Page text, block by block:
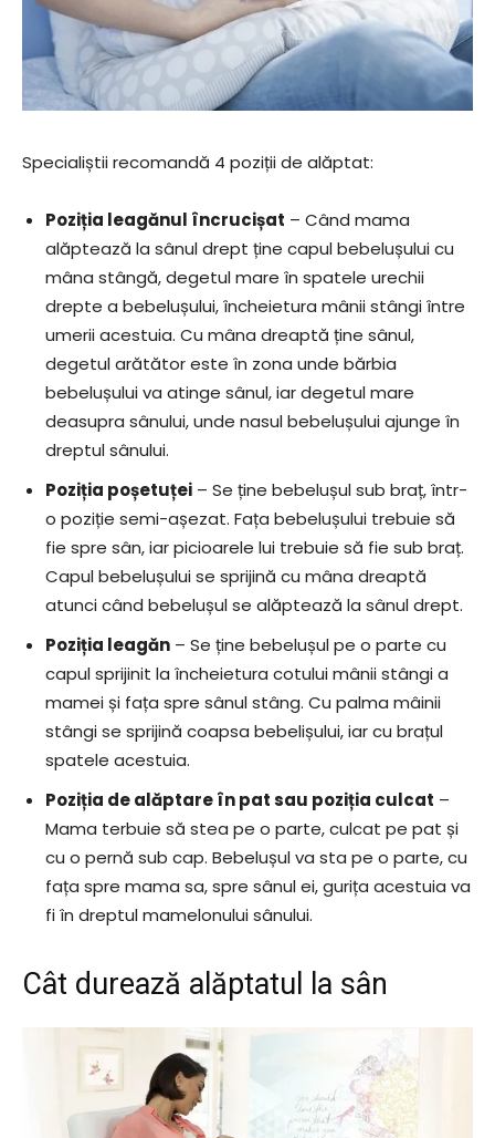
Specialiștii recomandă 4 poziții de alăptat:
Poziția leagănul încrucișat – Când mama
alăptează la sânul drept ține capul bebelușului cu
mâna stângă, degetul mare în spatele urechii
drepte a bebelușului, încheietura mânii stângi între
umerii acestuia. Cu mâna dreaptă ține sânul,
degetul arătător este în zona unde bărbia
bebelușului va atinge sânul, iar degetul mare
deasupra sânului, unde nasul bebelușului ajunge în
dreptul sânului.
Poziția poșetuței – Se ține bebelușul sub braț, într-
o poziție semi-așezat. Fața bebelușului trebuie să
fie spre sân, iar picioarele lui trebuie să fie sub braț.
Capul bebelușului se sprijină cu mâna dreaptă
atunci când bebelușul se alăptează la sânul drept.
Poziția leagăn – Se ține bebelușul pe o parte cu
capul sprijinit la încheietura cotului mânii stângi a
mamei și fața spre sânul stâng. Cu palma mâinii
stângi se sprijină coapsa bebelișului, iar cu brațul
spatele acestuia.
Poziția de alăptare în pat sau poziția culcat –
Mama terbuie să stea pe o parte, culcat pe pat și
cu o pernă sub cap. Bebelușul va sta pe o parte, cu
fața spre mama sa, spre sânul ei, gurița acestuia va
fi în dreptul mamelonului sânului.
Cât durează alăptatul la sân